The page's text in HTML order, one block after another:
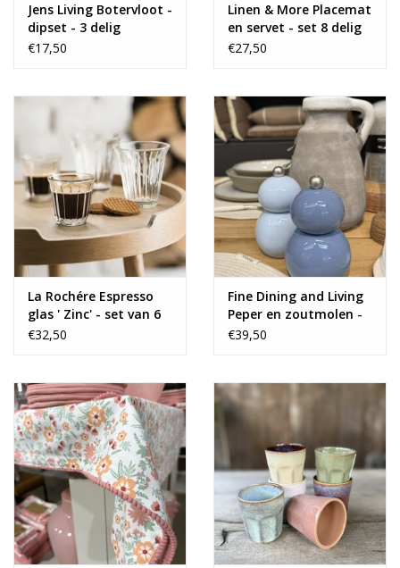
Jens Living Botervloot -
dipset - 3 delig
€17,50
Linen & More Placemat
en servet - set 8 delig
€27,50
La Rochére Espresso
glas ' Zinc' - set van 6
€32,50
Fine Dining and Living
Peper en zoutmolen -
set - blauw
€39,50